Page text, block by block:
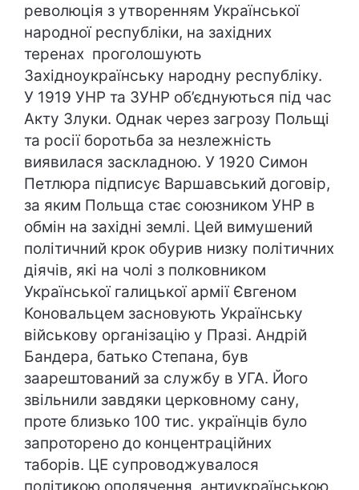
революція з утворенням Української
народної республіки, на західних
теренах проголошують
Західноукраїнську народну республіку.
У 1919 УНР та ЗУНР об’єднуються під час
Акту Злуки. Однак через загрозу Польщі
та росії боротьба за незлежність
виявилася заскладною. У 1920 Симон
Петлюра підписує Варшавський договір,
за яким Польща стає союзником УНР в
обмін на західні землі. Цей вимушений
політичний крок обурив низку політичних
діячів, які на чолі з полковником
Української галицької армії Євгеном
Коновальцем засновують Українську
військову організацію у Празі. Андрій
Бандера, батько Степана, був
заарештований за службу в УГА. Його
звільнили завдяки церковному сану,
проте близько 100 тис. українців було
запроторено до концентраційних
таборів. ЦЕ супроводжувалося